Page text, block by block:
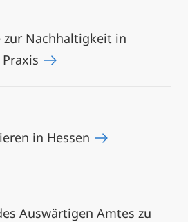
zur Nachhaltigkeit in
in Hessen
Auswärtigen Amtes zu